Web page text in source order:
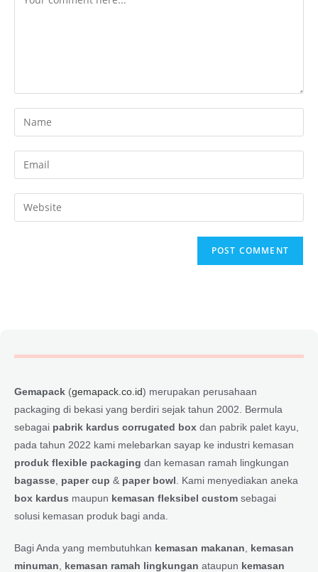
Gemapack (gemapack.co.id) merupakan perusahaan
packaging di bekasi yang berdiri sejak tahun 2002. Bermula
sebagai pabrik kardus corrugated box dan pabrik palet kayu,
pada tahun 2022 kami melebarkan sayap ke industri kemasan
produk flexible packaging dan kemasan ramah lingkungan
bagasse paper cup & paper bowl . Kami menyediakan aneka
box kardus maupun kemasan fleksibel custom sebagai
solusi kemasan produk bagi anda.
Bagi Anda yang membutuhkan kemasan makanan
kemasan
minuman
kemasan ramah lingkungan ataupun kemasan